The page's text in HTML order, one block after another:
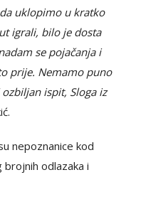
uklopimo u kratko
igrali, bilo je dosta
se pojačanja i
prije. Nemamo puno
ispit, Sloga iz
nepoznanice kod
odlazaka i